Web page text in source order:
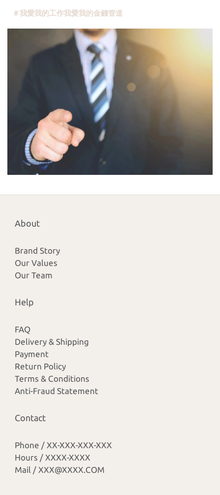
＃我愛我的工作我愛我的金錢管道
About
Brand Story
Our Values
Our Team
Help
FAQ
Delivery & Shipping
Payment
Return Policy
Terms & Conditions
Anti-Fraud Statement
Contact
Phone / XX-XXX-XXX-XXX
Hours / XXXX-XXXX
Mail / XXX@XXXX.COM